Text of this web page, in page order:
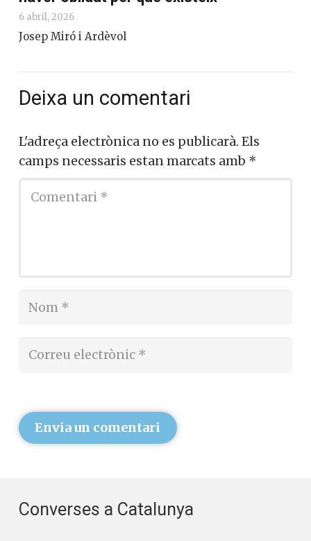
6 abril, 2026
Josep Miró i Ardèvol
Deixa un comentari
L'adreça electrònica no es publicarà. Els
camps necessaris estan marcats amb *
Envia un comentari
Converses a Catalunya